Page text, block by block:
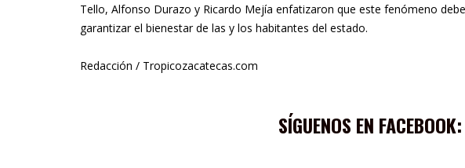
Tello, Alfonso Durazo y Ricardo Mejía enfatizaron que este fenómeno
garantizar el bienestar de las y los habitantes del estado.
Redacción / Tropicozacatecas.com
SÍGUENOS EN FACEBOOK: